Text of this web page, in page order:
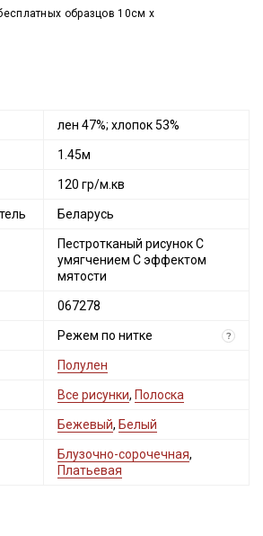
образцов 10см x
лен 47%; хлопок 53%
1.45м
120 гр/м.кв
Беларусь
Пестротканый рисунок С
умягчением С эффектом
мятости
067278
Режем по нитке ?
Полулен
Все рисунки, Полоска
Бежевый, Белый
Блузочно-сорочечная,
Платьевая